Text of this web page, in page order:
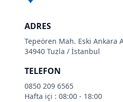
ADRES
Tepeören Mah. Eski Ankara
34940 Tuzla / İstanbul
TELEFON
0850 209 6565
Hafta içi : 08:00 - 18:00